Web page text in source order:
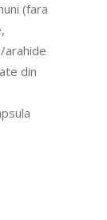
(fara
arahide
din